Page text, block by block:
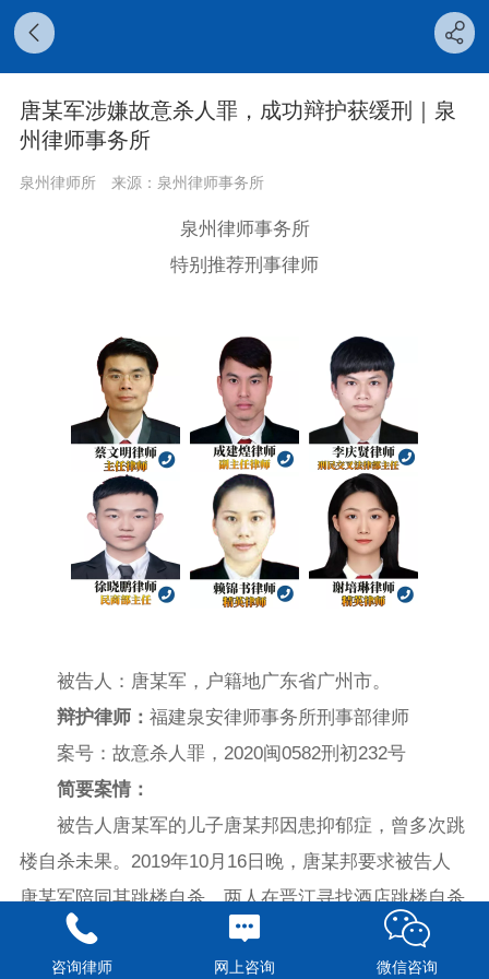
唐某军涉嫌故意杀人罪，成功辩护获缓刑｜泉
州律师事务所
泉州律师所 来源：泉州律师事务所
泉州律师事务所
特别推荐刑事律师
被告人：唐某军，户籍地广东省广州市。
辩护律师：福建泉安律师事务所刑事部律师
案号：故意杀人罪，2020闽0582刑初232号
简要案情：
被告人唐某军的儿子唐某邦因患抑郁症，曾多次跳
楼自杀未果。2019年10月16日晚，唐某邦要求被告人
唐某军陪同其跳楼自杀，两人在晋江寻找酒店跳楼自杀
未果。随后，被告人唐某军与唐某邦回到其居住的晋江
市梅岭街道住处。17日凌晨2时许，唐某邦要跳楼并上
咨询律师 网上咨询 微信咨询